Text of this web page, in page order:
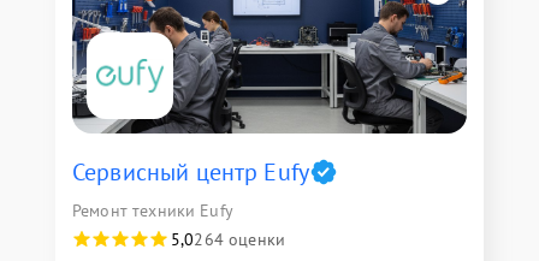
Сервисный центр Eufy
Ремонт техники Eufy
5,0264 оценки